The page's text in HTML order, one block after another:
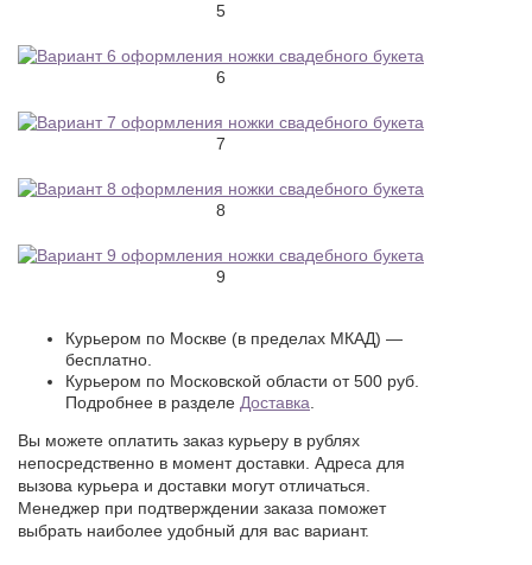
5
6
7
8
9
Курьером по Москве (в пределах МКАД) —
бесплатно.
Курьером по Московской области от 500 руб.
Подробнее в разделе Доставка.
Вы можете оплатить заказ курьеру в рублях
непосредственно в момент доставки. Адреса для
вызова курьера и доставки могут отличаться.
Менеджер при подтверждении заказа поможет
выбрать наиболее удобный для вас вариант.